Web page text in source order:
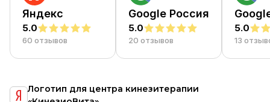
Яндекс
5.0
60 отзывов
Google Россия
5.0
20 отзывов
5.0
13
Логотип для центра кинезитерапии